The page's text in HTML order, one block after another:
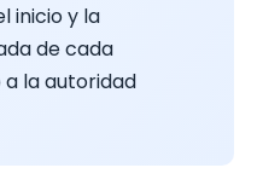
inicio y la
de cada
la autoridad